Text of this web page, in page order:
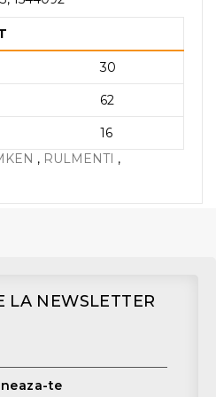
30
62
16
, RULMENTI ,
LA NEWSLETTER
te